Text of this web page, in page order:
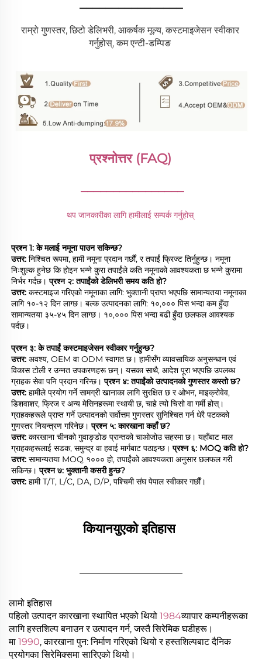
________________
राम्रो गुणस्तर, छिटो डेलिभरी, आकर्षक मूल्य, कस्टमाइजेसन स्वीकार
गर्नुहोस्, कम एन्टी-डम्पिङ
प्रश्नोत्तर (FAQ)
________________
थप जानकारीका लागि हामीलाई सम्पर्क गर्नुहोस्
प्रश्न 1: के मलाई नमूना पाउन सकिन्छ?
उत्तर: निश्चित रूपमा, हामी नमूना प्रदान गर्छौं, र तपाईं फ्रिज्ट तिर्नुहुन्छ। नमूना
निःशुल्क हुनेछ कि होइन भन्ने कुरा तपाईंले कति नमूनाको आवश्यकता छ भन्ने कुरामा
निर्भर गर्दछ। प्रश्न २: तपाईंको डेलिभरी समय कति हो?
उत्तर: कस्टमाइज गरिएको नमूनाका लागि: भुक्तानी प्राप्त भएपछि सामान्यतया नमूनाका
लागि १०-१२ दिन लाग्छ। बल्क उत्पादनका लागि: १०,००० पिस भन्दा कम हुँदा
सामान्यतया ३५-४५ दिन लाग्छ। १०,००० पिस भन्दा बढी हुँदा छलफल आवश्यक
पर्दछ।
प्रश्न ३: के तपाईं कस्टमाइजेसन स्वीकार गर्नुहुन्छ?
उत्तर: अवश्य, OEM वा ODM स्वागत छ। हामीसँग व्यावसायिक अनुसन्धान एवं
विकास टोली र उन्नत उपकरणहरू छन्। यसका साथै, आदेश पूरा भएपछि उपलब्ध
ग्राहक सेवा पनि प्रदान गरिन्छ। प्रश्न ४: तपाईंको उत्पादनको गुणस्तर कस्तो छ?
उत्तर: हामीले प्रयोग गर्ने सामग्री खानाका लागि सुरक्षित छ र ओभन, माइक्रोवेव,
डिशवाशर, फ्रिज र अन्य मेसिनहरूमा स्थायी छ, चाहे त्यो चिसो वा गर्मी होस्।
ग्राहकहरूले प्राप्त गर्ने उत्पादनको सर्वोत्तम गुणस्तर सुनिश्चित गर्न धेरै पटकको
गुणस्तर नियन्त्रण गरिनेछ। प्रश्न ५: कारखाना कहाँ छ?
उत्तर: कारखाना चीनको गुवाङ्डोङ प्रान्तको चाओजोउ सहरमा छ। यहाँबाट माल
ग्राहकहरूलाई सडक, समुन्द्र वा हवाई मार्गबाट पठाइन्छ। प्रश्न ६: MOQ कति हो?
उत्तर: सामान्यतया MOQ १००० हो, तपाईंको आवश्यकता अनुसार छलफल गरी
सकिन्छ। प्रश्न ७: भुक्तानी कसरी हुन्छ?
उत्तर: हामी T/T, L/C, DA, D/P, पश्चिमी संघ पेपाल स्वीकार गर्छौं।
कियानयुएको इतिहास
लामो इतिहास
पहिलो उत्पादन कारखाना स्थापित भएको थियो 1984व्यापार कम्पनीहरूका
लागि हस्तशिल्प बनाउन र उत्पादन गर्न, जस्तै सिरेमिक घडीहरू।
मा 1990, कारखाना पुन: निर्माण गरिएको थियो र हस्तशिल्पबाट दैनिक
प्रयोगका सिरेमिक्समा सारिएको थियो।